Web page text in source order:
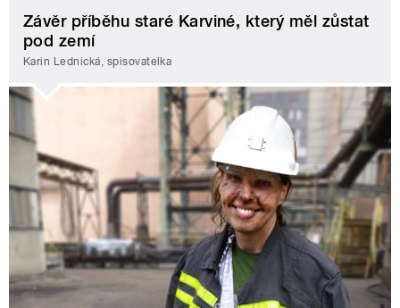
Závěr příběhu staré Karviné, který měl zůstat
pod zemí
Karin Lednická, spisovatelka